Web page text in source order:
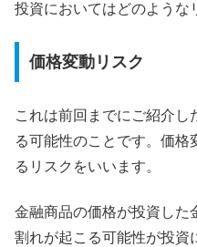
投資においてはどのような
価格変動リスク
これは前回までにご紹介し
る可能性のことです。価格
るリスクをいいます。
金融商品の価格が投資した
割れが起こる可能性が投資